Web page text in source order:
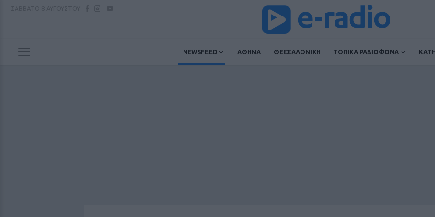
NEWSFEED ΑΘΗΝΑ ΘΕΣΣΑΛΟΝΙΚΗ ΤΟΠΙΚΑ ΡΑΔΙΟΦΩΝΑ